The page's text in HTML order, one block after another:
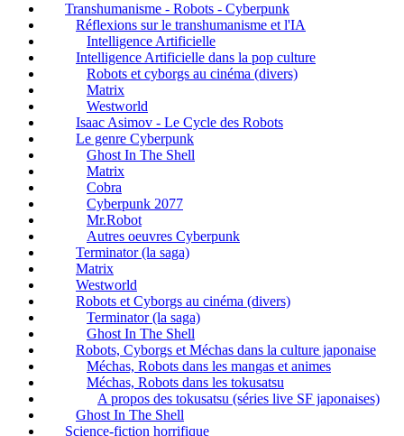
Transhumanisme - Robots - Cyberpunk
Réflexions sur le transhumanisme et l'IA
Intelligence Artificielle
Intelligence Artificielle dans la pop culture
Robots et cyborgs au cinéma (divers)
Matrix
Westworld
Isaac Asimov - Le Cycle des Robots
Le genre Cyberpunk
Ghost In The Shell
Matrix
Cobra
Cyberpunk 2077
Mr.Robot
Autres oeuvres Cyberpunk
Terminator (la saga)
Matrix
Westworld
Robots et Cyborgs au cinéma (divers)
Terminator (la saga)
Ghost In The Shell
Robots, Cyborgs et Méchas dans la culture japonaise
Méchas, Robots dans les mangas et animes
Méchas, Robots dans les tokusatsu
A propos des tokusatsu (séries live SF japonaises)
Ghost In The Shell
Science-fiction horrifique